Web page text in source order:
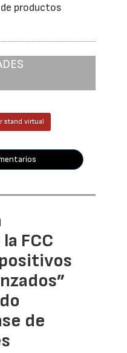
productos
stand virtual
FCC
de